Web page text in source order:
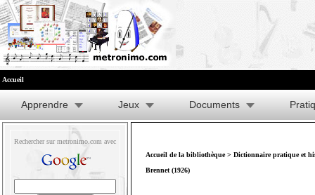
Accueil
Apprendre Jeux Documents
Rechercher sur metronimo.com avec
Accueil de la bibliothèque> Dictionnaire pratique et
Brennet (1926)